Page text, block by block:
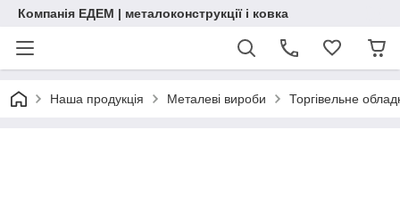
Компанія ЕДЕМ | металоконструкції і ковка
Наша продукція Металеві вироби Торгівельне